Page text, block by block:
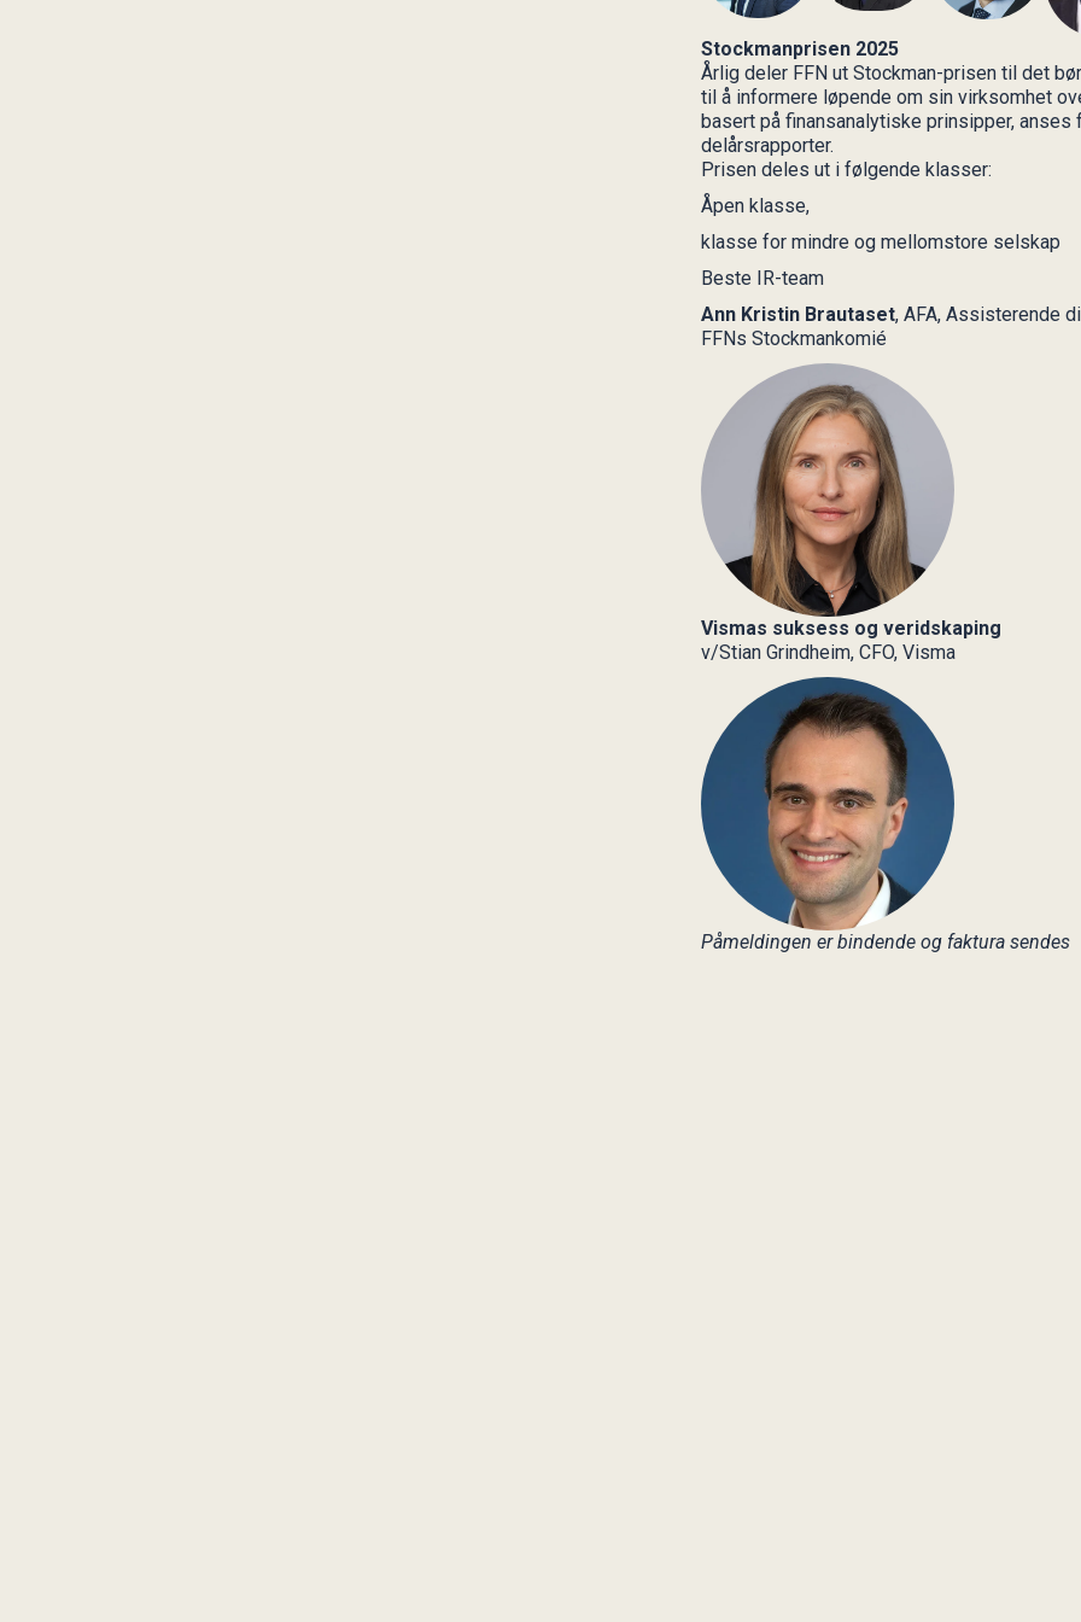
Stockmanprisen 2025
Årlig deler FFN ut Stockman-prisen til det
til å informere løpende om sin virksomhet
basert på finansanalytiske prinsipper,
delårsrapporter.
Prisen deles ut i følgende klasser:
Åpen klasse,
klasse for mindre og mellomstore selskap
Beste IR-team
Ann Kristin Brautaset, AFA, Assisterende
FFNs Stockmankomié
Vismas suksess og veridskaping
v/Stian Grindheim, CFO, Visma
Påmeldingen er bindende og faktura sendes